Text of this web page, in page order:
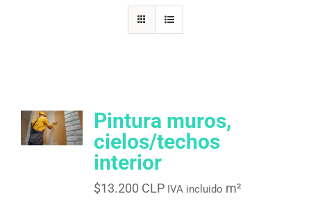
Pintura muros,
cielos/techos
interior
$13.200 CLP IVA incluido m²